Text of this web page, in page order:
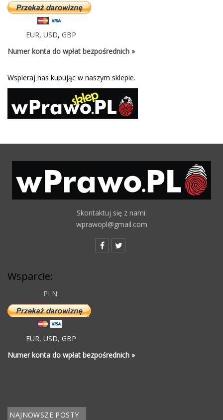
EUR, USD, GBP
Numer konta do wpłat bezpośrednich »
Wspieraj nas kupując w naszym sklepie.
Skontaktuj się z nami:
wprawopl@gmail.com
Wsparcie:
PLN:
EUR, USD, GBP
Numer konta do wpłat bezpośrednich »
NAJNOWSZE POSTY